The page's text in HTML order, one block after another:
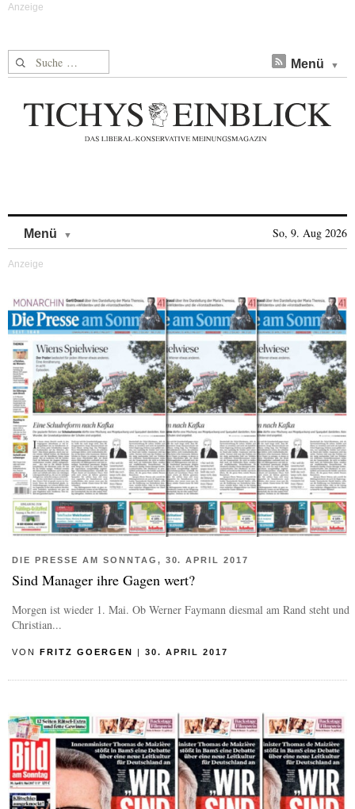
Suche nach: Menü
Menü So, 9. Aug 2026
DIE PRESSE AM SONNTAG, 30. APRIL 2017
Sind Manager ihre Gagen wert?
Morgen ist wieder 1. Mai. Ob Werner Faymann diesmal am Rand steht und
Christian...
VON FRITZ GOERGEN 30. APRIL 2017